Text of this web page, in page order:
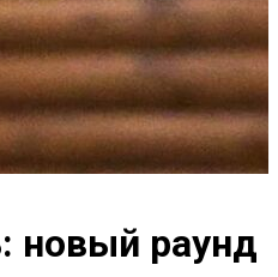
новый раунд